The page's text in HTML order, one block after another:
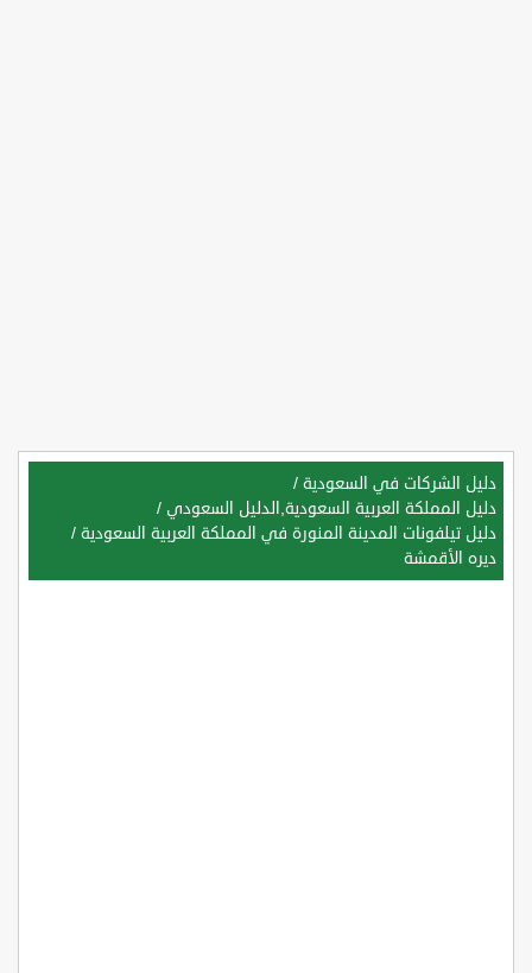
دليل الشركات في السعودية /
دليل المملكة العربية السعودية,الدليل السعودي /
دليل تيلفونات المدينة المنورة في المملكة العربية السعودية /
ديره الأقمشة